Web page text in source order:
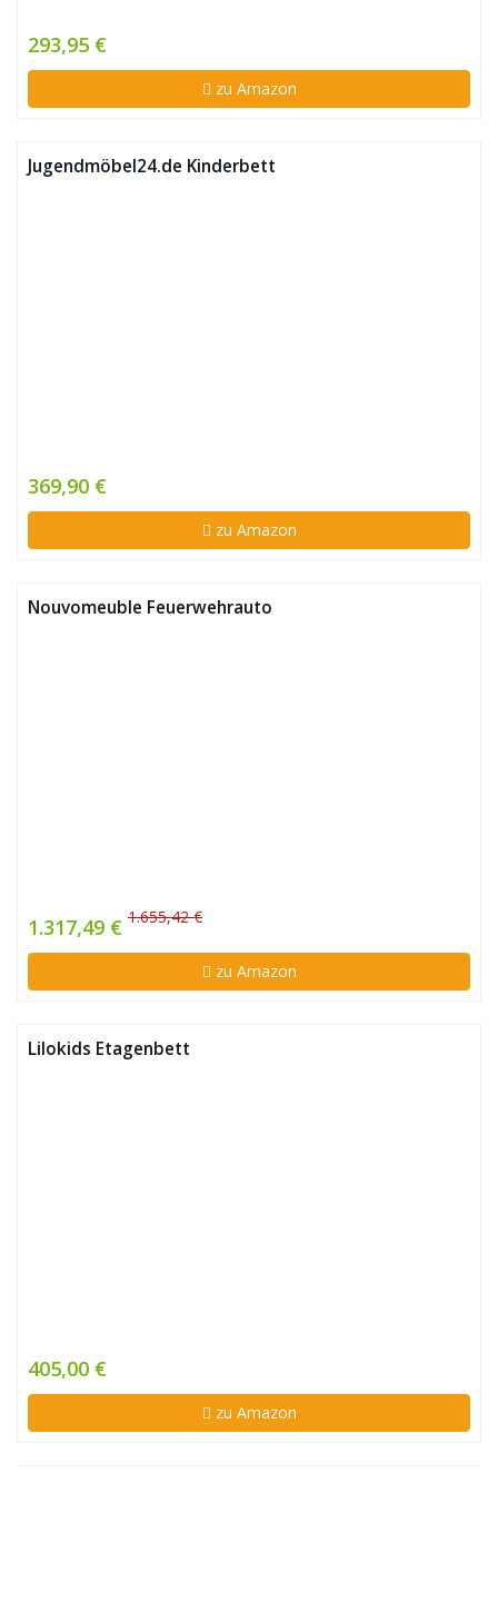
293,95 €
zu Amazon
Jugendmöbel24.de Kinderbett
369,90 €
zu Amazon
Nouvomeuble Feuerwehrauto
1.317,49 € 1.655,42 €
zu Amazon
Lilokids Etagenbett
405,00 €
zu Amazon